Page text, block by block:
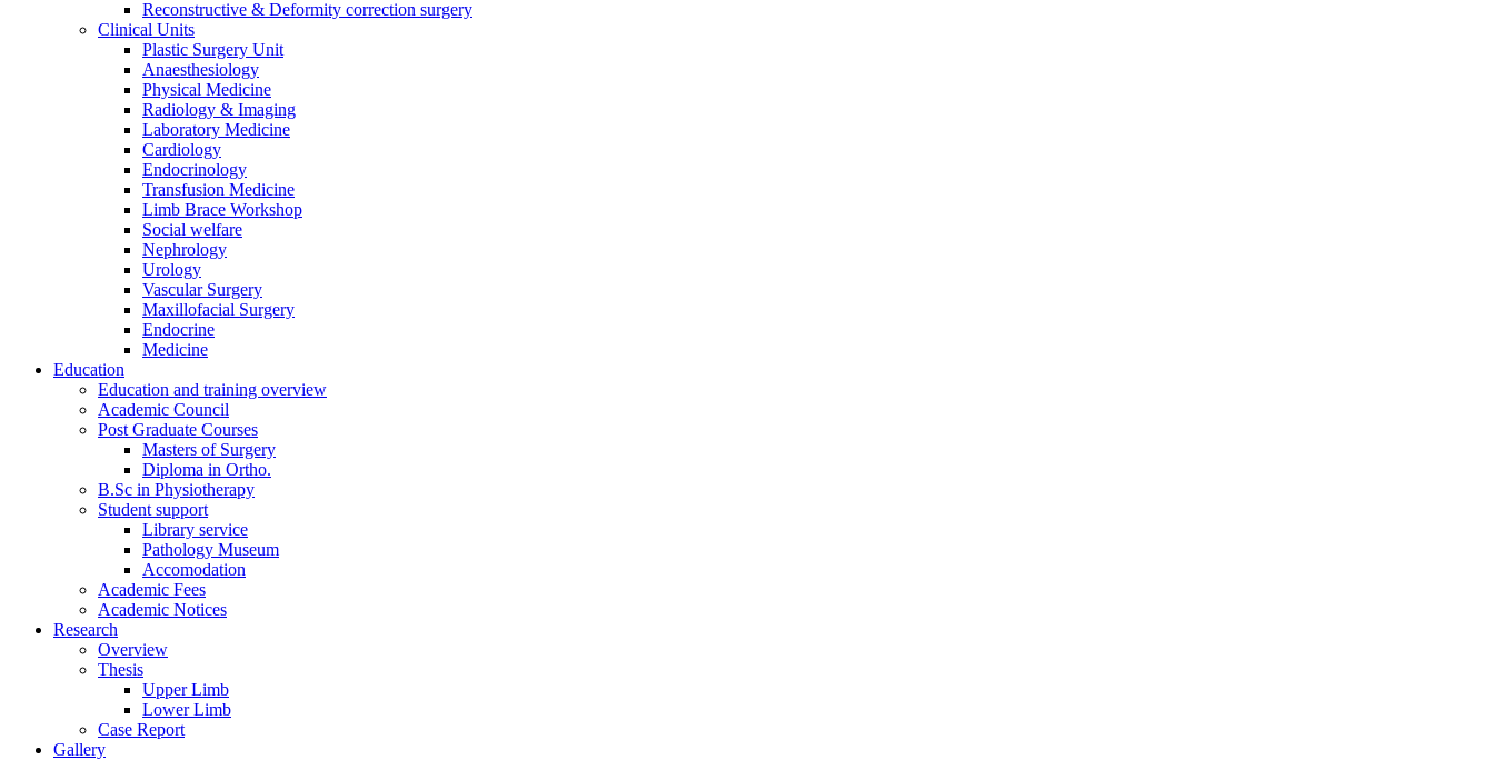
Reconstructive & Deformity correction surgery
Clinical Units
Plastic Surgery Unit
Anaesthesiology
Physical Medicine
Radiology & Imaging
Laboratory Medicine
Cardiology
Endocrinology
Transfusion Medicine
Limb Brace Workshop
Social welfare
Nephrology
Urology
Vascular Surgery
Maxillofacial Surgery
Endocrine
Medicine
Education
Education and training overview
Academic Council
Post Graduate Courses
Masters of Surgery
Diploma in Ortho.
B.Sc in Physiotherapy
Student support
Library service
Pathology Museum
Accomodation
Academic Fees
Academic Notices
Research
Overview
Thesis
Upper Limb
Lower Limb
Case Report
Gallery